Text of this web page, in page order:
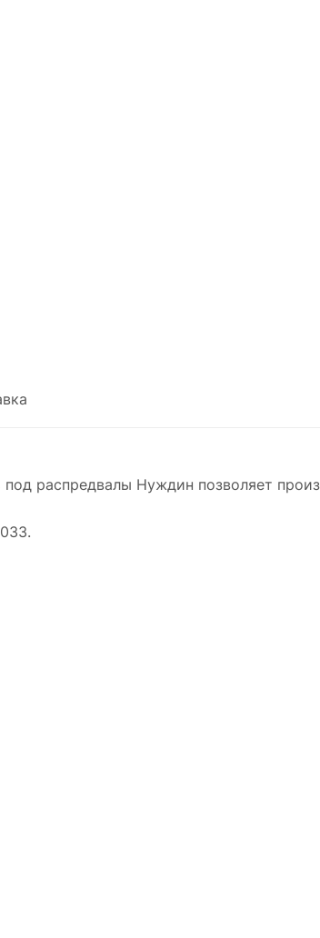
распредвалы Нуждин позволяет